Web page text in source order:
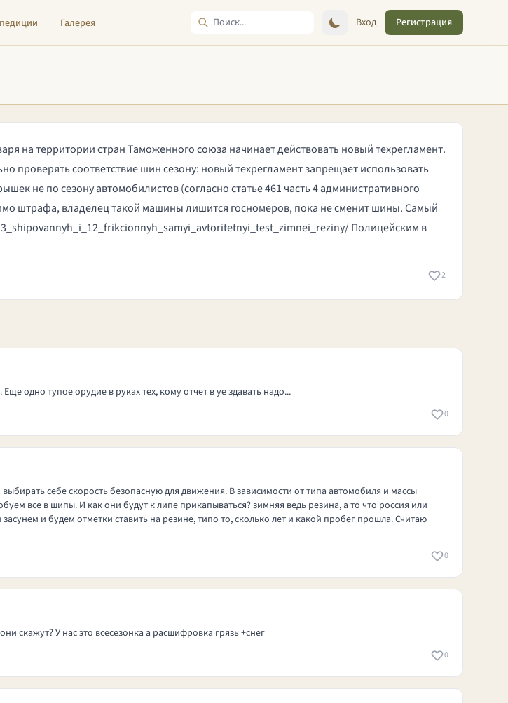
Галерея Вход Регистрация
на территории стран Таможенного союза начинает действовать новый техрегламент.
проверять соответствие шин сезону: новый техрегламент запрещает использовать
не по сезону автомобилистов (согласно статье 461 часть 4 административного
штрафа, владелец такой машины лишится госномеров, пока не сменит шины. Cамый
Полицейским в
2
одно тупое орудие в руках тех, кому отчет в уе здавать надо...
0
себе скорость безопасную для движения. В зависимости от типа автомобиля и массы
все в шипы. И как они будут к липе прикапываться? зимняя ведь резина, а то что россия или
и будем отметки ставить на резине, типо то, сколько лет и какой пробег прошла. Считаю
0
скажут? У нас это всесезонка а расшифровка грязь +снег
0